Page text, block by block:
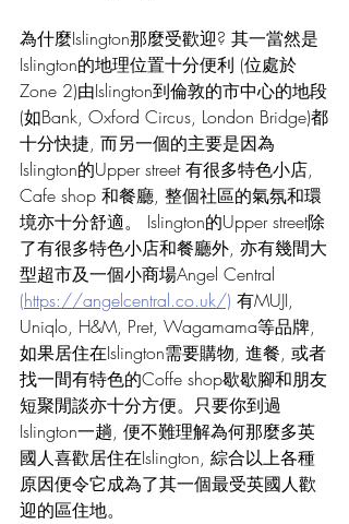
為什麼Islington那麼受歡迎? 其一當然是
Islington的地理位置十分便利 (位處於
Zone 2)由Islington到倫敦的市中心的地段
(如Bank, Oxford Circus, London Bridge)都
十分快捷, 而另一個的主要是因為
Islington的Upper street 有很多特色小店,
Cafe shop 和餐廳, 整個社區的氣氛和環
境亦十分舒適。 Islington的Upper street除
了有很多特色小店和餐廳外, 亦有幾間大
型超市及一個小商場Angel Central
(https://angelcentral.co.uk/) 有MUJI,
Uniqlo, H&M, Pret, Wagamama等品牌,
如果居住在Islington需要購物, 進餐, 或者
找一間有特色的Coffe shop歇歇腳和朋友
短聚閒談亦十分方便。只要你到過
Islington一趟, 便不難理解為何那麼多英
國人喜歡居住在Islington, 綜合以上各種
原因便令它成為了其一個最受英國人歡
迎的區住地。